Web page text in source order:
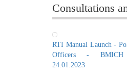
Consultations
RTI Manual Launch -
Officers -
24.01.2023